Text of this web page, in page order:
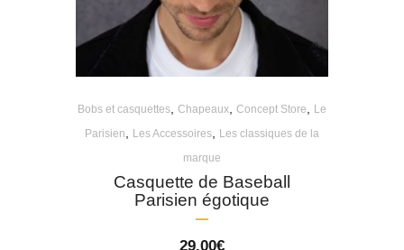
Bobs et casquettes Chapeaux Concept Store
Le
Parisien
Les Accessoires
Les classiques de la
marque
Casquette de Baseball
Parisien égotique
29,00€